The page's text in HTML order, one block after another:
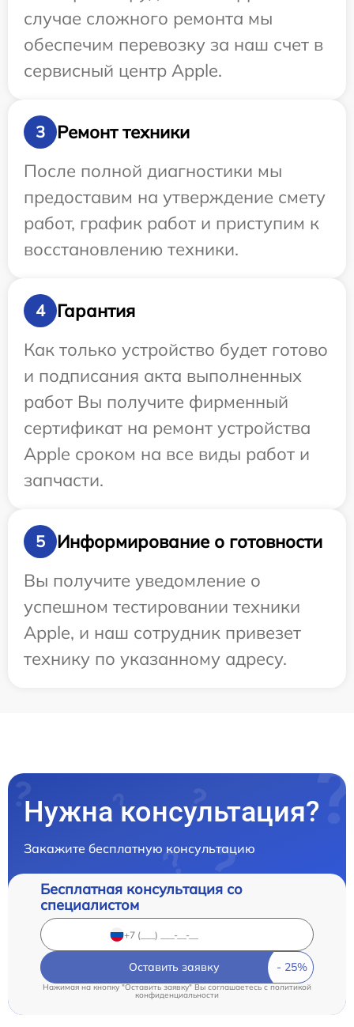
случае сложного ремонта мы
обеспечим перевозку за наш счет в
сервисный центр Apple.
3
Ремонт техники
После полной диагностики мы
предоставим на утверждение смету
работ, график работ и приступим к
восстановлению техники.
4
Гарантия
Как только устройство будет готово
и подписания акта выполненных
работ Вы получите фирменный
сертификат на ремонт устройства
Apple сроком на все виды работ и
запчасти.
5
Информирование о готовности
Вы получите уведомление о
успешном тестировании техники
Apple, и наш сотрудник привезет
технику по указанному адресу.
Нужна консультация?
Закажите бесплатную консультацию
Бесплатная консультация со
специалистом
Оставить заявку
Нажимая на кнопку "Оставить заявку" Вы соглашаетесь cполитикой
конфиденциальности